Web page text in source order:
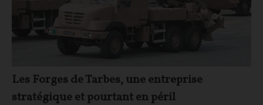
Les Forges de Tarbes, une entreprise
stratégique et pourtant en péril